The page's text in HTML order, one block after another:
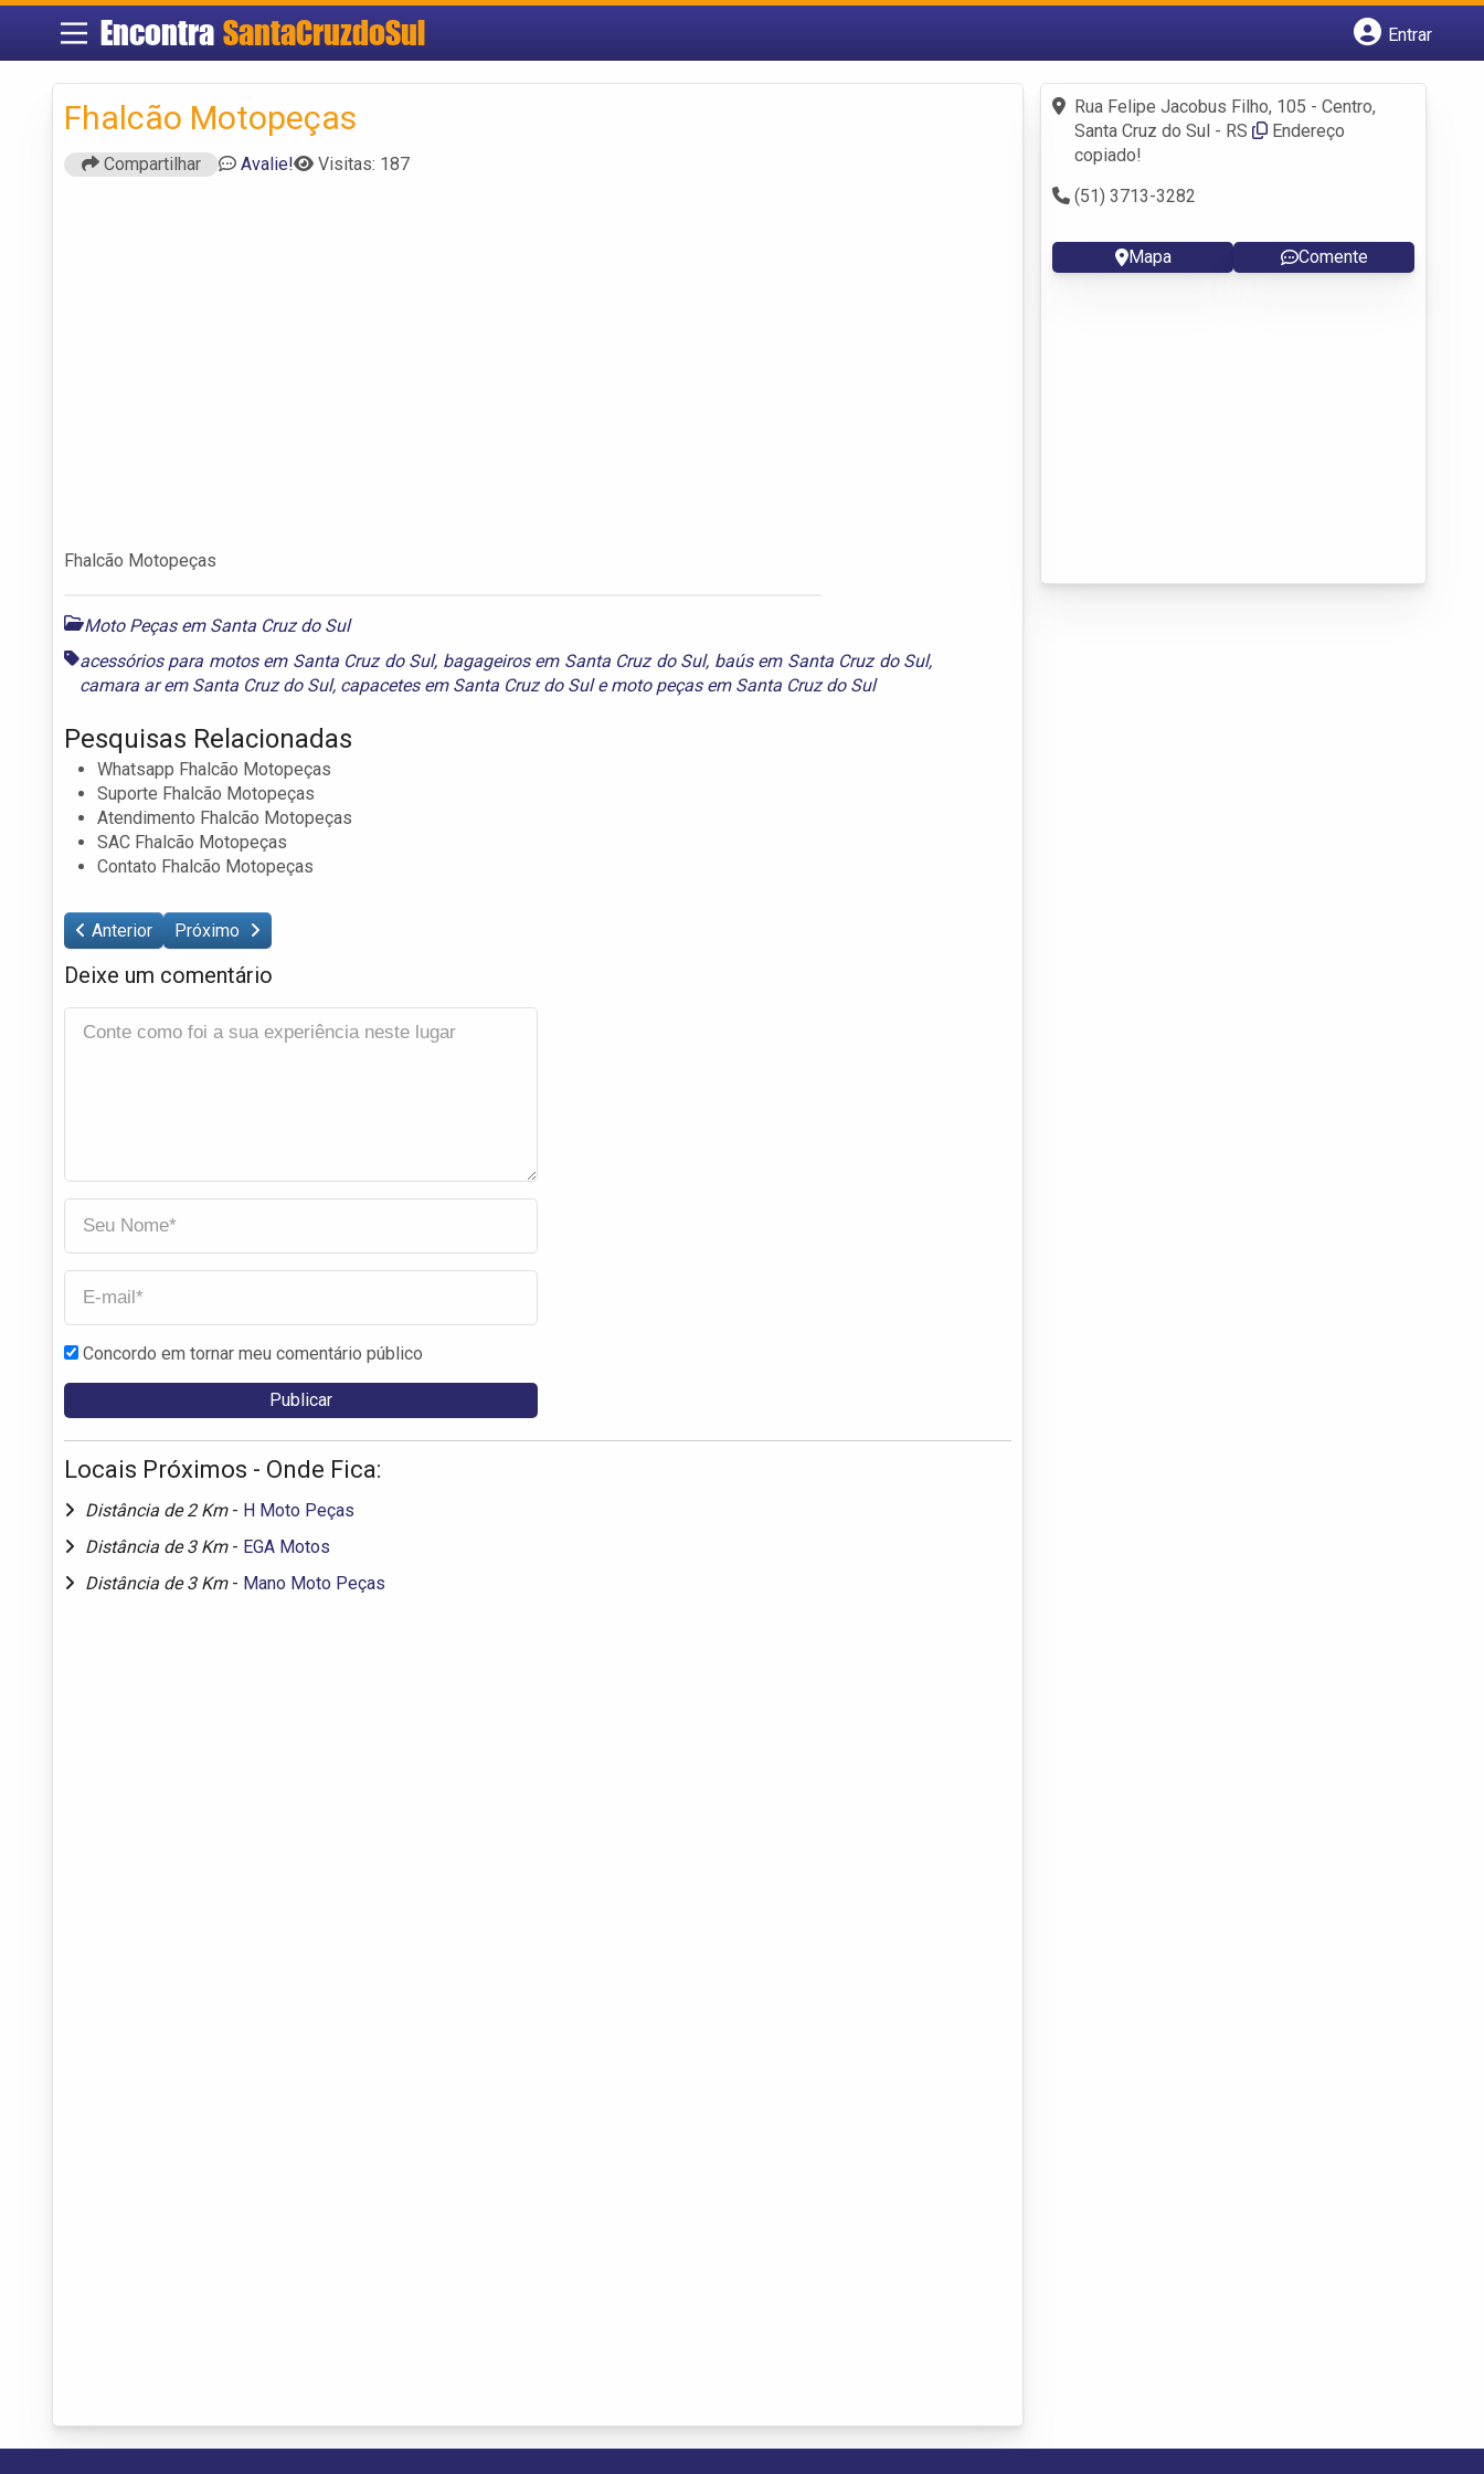
Encontra SantaCruzdoSul
Entrar
Fazer login
Criar conta
Fhalcão Motopeças
Compartilhar Avalie! Visitas: 187
Fhalcão Motopeças
Moto Peças em Santa Cruz do Sul
acessórios para motos em Santa Cruz do Sul, bagageiros em Santa Cruz do Sul, baús em Santa Cruz do Sul,
camara ar em Santa Cruz do Sul, capacetes em Santa Cruz do Sulemoto peças em Santa Cruz do Sul
Pesquisas Relacionadas
Whatsapp Fhalcão Motopeças
Suporte Fhalcão Motopeças
Atendimento Fhalcão Motopeças
SAC Fhalcão Motopeças
Contato Fhalcão Motopeças
Anterior Próximo
Deixe um comentário
Concordo em tornar meu comentário público
Locais Próximos - Onde Fica:
Distância de 2 Km - H Moto Peças
Distância de 3 Km - EGA Motos
Distância de 3 Km - Mano Moto Peças
Rua Felipe Jacobus Filho, 105 - Centro,
Santa Cruz do Sul - RS
Endereço
copiado!
(51) 3713-3282
Mapa Comente